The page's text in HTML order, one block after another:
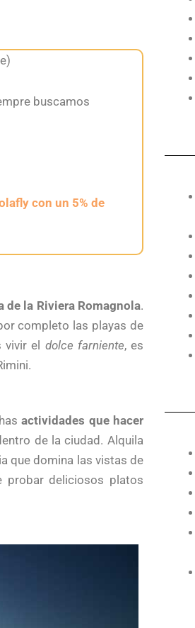
buscamos
con un 5% de
de la Riviera Romagnola.
completo las playas de
vivir el dolce farniente, es
actividades que hacer
de la ciudad. Alquila
que domina las vistas de
probar deliciosos platos